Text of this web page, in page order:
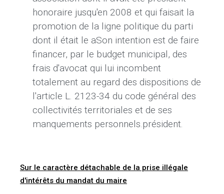
honoraire jusqu'en 2008 et qui faisait la
promotion de la ligne politique du parti
dont il était le aSon intention est de faire
financer, par le budget municipal, des
frais d'avocat qui lui incombent
totalement au regard des dispositions de
l'article L. 2123-34 du code général des
collectivités territoriales et de ses
manquements personnels.président.
Sur le caractère détachable de la prise illégale
d'intérêts du mandat du maire